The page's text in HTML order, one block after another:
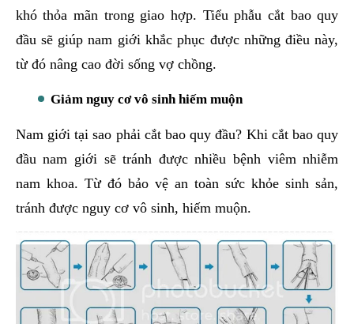
khó thỏa mãn trong giao hợp. Tiểu phẫu cắt bao quy
đầu sẽ giúp nam giới khắc phục được những điều này,
từ đó nâng cao đời sống vợ chồng.
Giảm nguy cơ vô sinh hiếm muộn
Nam giới tại sao phải cắt bao quy đầu? Khi cắt bao quy
đầu nam giới sẽ tránh được nhiều bệnh viêm nhiễm
nam khoa. Từ đó bảo vệ an toàn sức khỏe sinh sản,
tránh được nguy cơ vô sinh, hiếm muộn.